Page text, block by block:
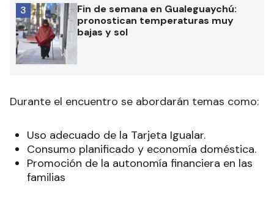
Fin de semana en Gualeguaychú:
pronostican temperaturas muy
bajas y sol
3
Durante el encuentro se abordarán temas como:
Uso adecuado de la Tarjeta Igualar.
Consumo planificado y economía doméstica.
Promoción de la autonomía financiera en las
familias